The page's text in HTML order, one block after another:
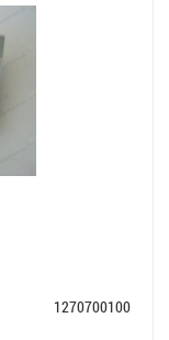
1270700100